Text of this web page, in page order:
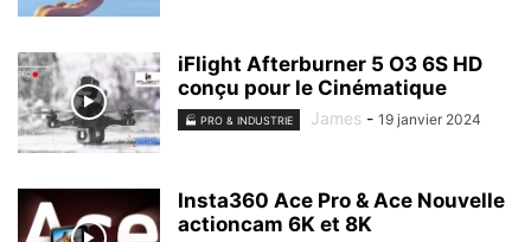
iFlight Afterburner 5 O3 6S HD
conçu pour le Cinématique
🏭 PRO & INDUSTRIE James - 19 janvier 2024
Insta360 Ace Pro & Ace Nouvelle
actioncam 6K et 8K